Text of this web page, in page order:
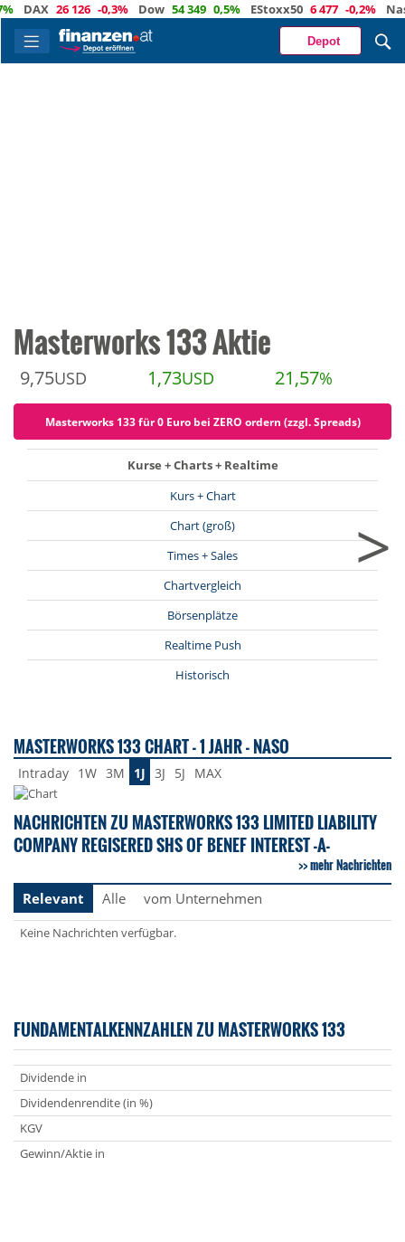
26 126 -0,3% Dow 54 349 0,5% EStoxx50 6 477 -0,2% Nasdaq
Depot
Masterworks 133 Aktie
9,75USD 1,73USD 21,57%
Masterworks 133 für 0 Euro bei ZERO ordern (zzgl. Spreads)
Kurse + Charts + Realtime
Kurs + Chart
Chart (groß)
Times + Sales
Chartvergleich
Börsenplätze
Realtime Push
Historisch
>
MASTERWORKS 133 CHART - 1 JAHR - NASO
Intraday 1W 3M 1J 3J 5J MAX
NACHRICHTEN ZU MASTERWORKS 133 LIMITED LIABILITY
COMPANY REGISERED SHS OF BENEF INTEREST -A-
mehr Nachrichten
Relevant
Alle vom Unternehmen
Keine Nachrichten verfügbar.
FUNDAMENTALKENNZAHLEN ZU MASTERWORKS 133
Dividende in
Dividendenrendite (in %)
KGV
Gewinn/Aktie in